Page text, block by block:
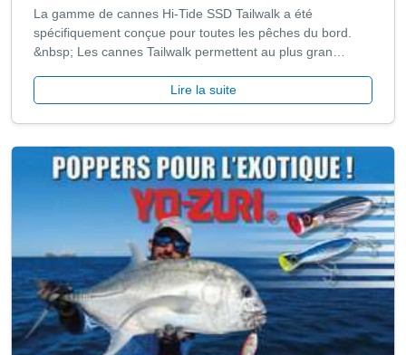
La gamme de cannes Hi-Tide SSD Tailwalk a été
spécifiquement conçue pour toutes les pêches du bord.
&nbsp; Les cannes Tailwalk permettent au plus gran…
Lire la suite